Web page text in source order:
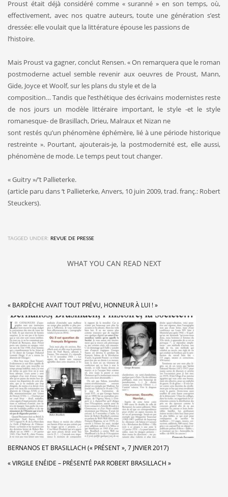
Proust était déjà considéré comme « suranné » en son temps, où,
effectivement, avec nos quatre auteurs, toute une génération s’est
dressée: elle voulait que la littérature épouse les passions de
l’histoire.
Mais Proust va gagner, conclut Rensen. « On remarquera que le roman
postmoderne actuel semble revenir aux oeuvres de Proust, Mann,
Gide, Joyce et Woolf, sur les plans du style et de la
composition… Tandis que l’esthétique des écrivains modernistes reste
de nos jours un modèle littéraire important, le style -et le style
romanesque- de Brasillach, Drieu, Malraux et Nizan ne
sont restés qu’un phénomène éphémère, lié à une période historique
restreinte ». Pourtant, ajouterais-je, la postmodernité est, elle aussi,
phénomène de mode. Le temps peut tout changer.
« Guitry »/’t Pallieterke.
(article paru dans ‘t Pallieterke, Anvers, 10 juin 2009, trad. franç.: Robert
Steuckers).
TAGGED UNDER: REVUE DE PRESSE
WHAT YOU CAN READ NEXT
« BARDÈCHE AVAIT TOUT PRÉVU, HONNEUR À LUI ! »
BERNANOS ET BRASILLACH (« PRÉSENT », 7 JNVIER 2017)
« VIRGILE ENÉIDE – PRÉSENTÉ PAR ROBERT BRASILLACH »